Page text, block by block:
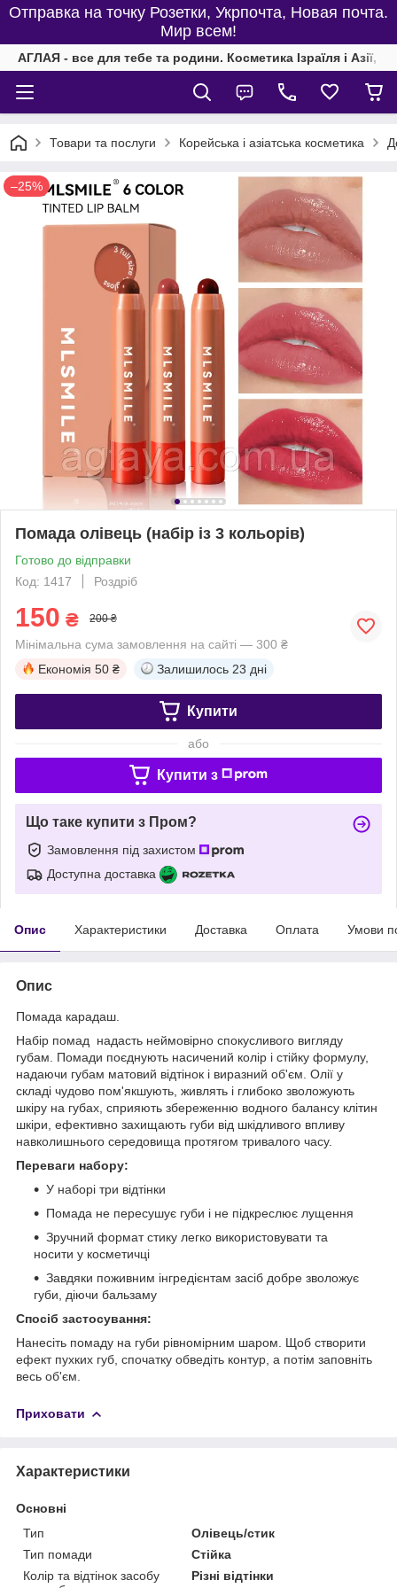
Отправка на точку Розетки, Укрпочта, Новая почта.
Мир всем!
АГЛАЯ - все для тебе та родини. Косметика Ізраїля і Азії,
Товари та послуги Корейська і азіатська косметика
–25%
Помада олівець (набір із 3 кольорів)
Готово до відправки
Код: 1417
Роздріб
150 ₴ 200 ₴
Мінімальна сума замовлення на сайті — 300 ₴
Економія 50 ₴ Залишилось 23 дні
Купити
або
Купити з
Що таке купити з Пром?
Замовлення під захистом
Доступна доставка
Опис Характеристики Доставка Оплата Умови
Опис
Помада карадаш.
Набір помад надасть неймовірно спокусливого вигляду
губам. Помади поєднують насичений колір і стійку формулу,
надаючи губам матовий відтінок і виразний об'єм. Олії у
складі чудово пом'якшують, живлять і глибоко зволожують
шкіру на губах, сприяють збереженню водного балансу клітин
шкіри, ефективно захищають губи від шкідливого впливу
навколишнього середовища протягом тривалого часу.
Переваги набору:
У наборі три відтінки
Помада не пересушує губи і не підкреслює лущення
Зручний формат стику легко використовувати та
носити у косметичці
Завдяки поживним інгредієнтам засіб добре зволожує
губи, діючи бальзаму
Спосіб застосування:
Нанесіть помаду на губи рівномірним шаром. Щоб створити
ефект пухких губ, спочатку обведіть контур, а потім заповніть
весь об'єм.
Приховати
Характеристики
Основні
Тип
Олівець/стик
Тип помади
Стійка
Колір та відтінок засобу
Різні відтінки